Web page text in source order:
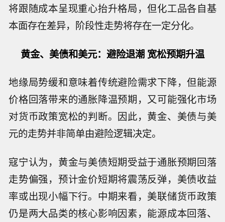
将跟随成本呈现重心抬升格局，但化工品各自基
本面存在差异，阶段性走势将存在一定分化。
黄金、美债和美元：避险退潮 宽松预期升温
地缘局势缓和意味着传统避险需求下降，但能源
价格回落带来的通胀降温预期，又可能强化市场
对货币政策宽松的判断。因此，黄金、美债与美
元的走势并非简单由避险逻辑决定。
寇宁认为，黄金与美债短期受益于通胀预期回落
走势偏强，预计金价短期将震荡反弹，美债收益
率或出现小幅下行。中期来看，美联储货币政策
仍是两大品类的核心影响因素，能源成本回落、